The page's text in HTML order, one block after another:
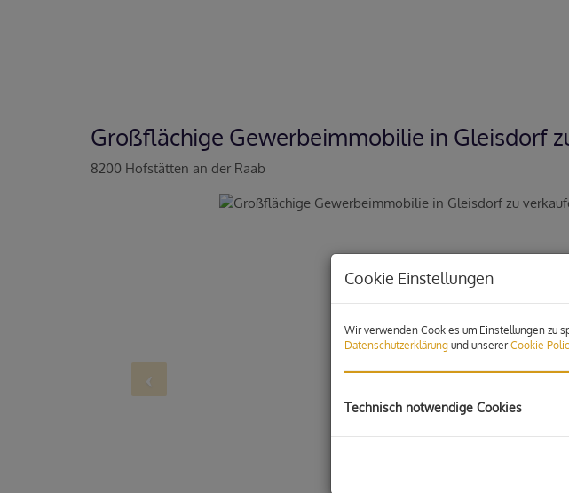
Großflächige Gewerbeimmobilie in Gleisdorf
8200 Hofstätten an der Raab
Cookie Einstellungen
Wir verwenden Cookies um Einstellungen zu
Datenschutzerklärung und unsererCookie
Technisch notwendige Cookies